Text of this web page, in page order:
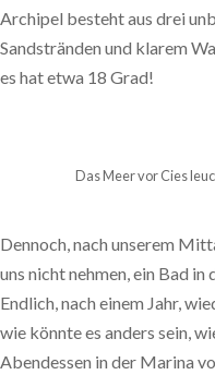
Archipel besteht aus drei
Sandstränden und klarem
es hat etwa 18 Grad!
Das Meer vor Cies
Dennoch, nach unserem
uns nicht nehmen, ein Bad
Endlich, nach einem Jahr,
wie könnte es anders sein,
Abendessen in der Marina